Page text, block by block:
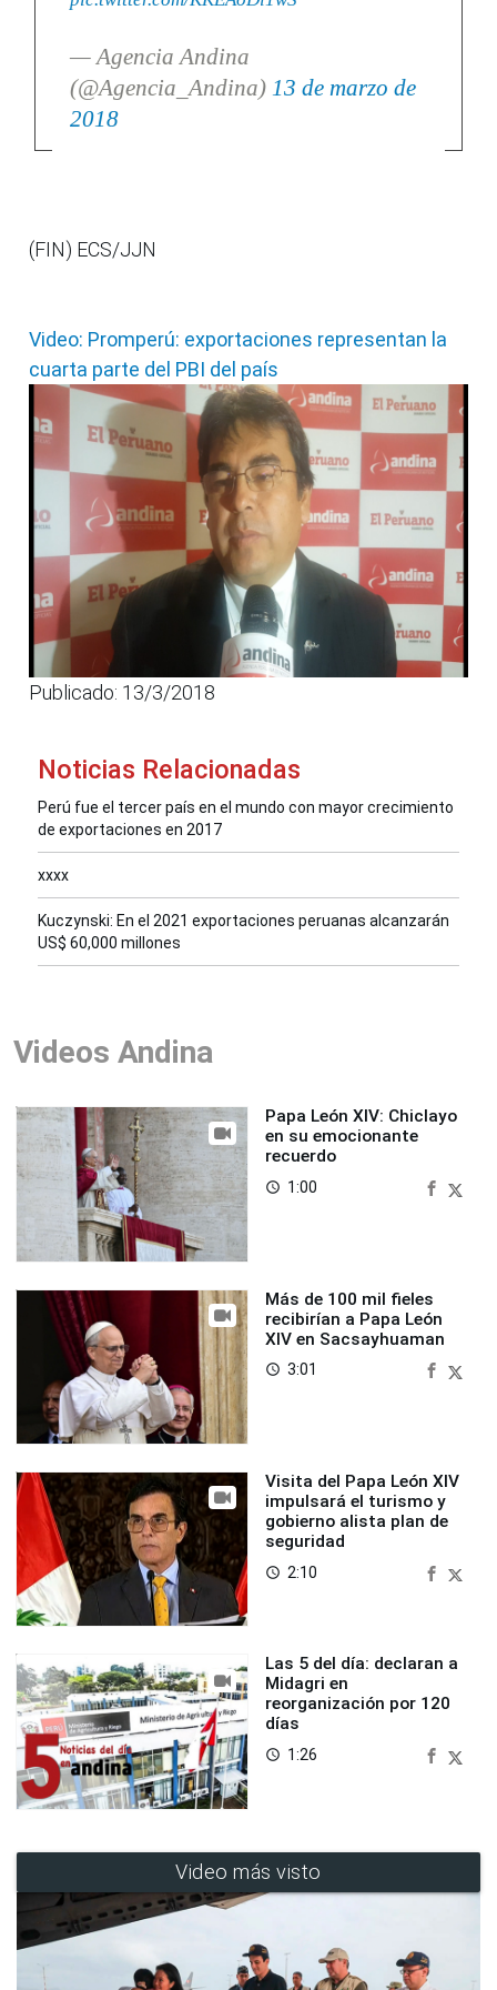
— Agencia Andina
(@Agencia_Andina) 13 de marzo de
2018
(FIN) ECS/JJN
Video: Promperú: exportaciones representan la
cuarta parte del PBI del país
Publicado: 13/3/2018
Noticias Relacionadas
Perú fue el tercer país en el mundo con mayor crecimiento
de exportaciones en 2017
xxxx
Kuczynski: En el 2021 exportaciones peruanas alcanzarán
US$ 60,000 millones
Videos Andina
Papa León XIV: Chiclayo
en su emocionante
recuerdo
access_time 1:00
Más de 100 mil fieles
recibirían a Papa León
XIV en Sacsayhuaman
access_time 3:01
Visita del Papa León XIV
impulsará el turismo y
gobierno alista plan de
seguridad
access_time 2:10
Las 5 del día: declaran a
Midagri en
reorganización por 120
días
access_time 1:26
Video más visto